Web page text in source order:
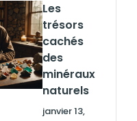
Les
trésors
cachés
des
minéraux
naturels
janvier 13,